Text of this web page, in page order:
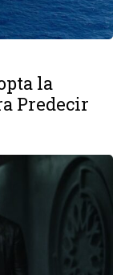
la
Predecir